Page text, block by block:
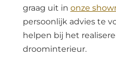
graag uit in onze
persoonlijk advies te
helpen bij het
droominterieur.